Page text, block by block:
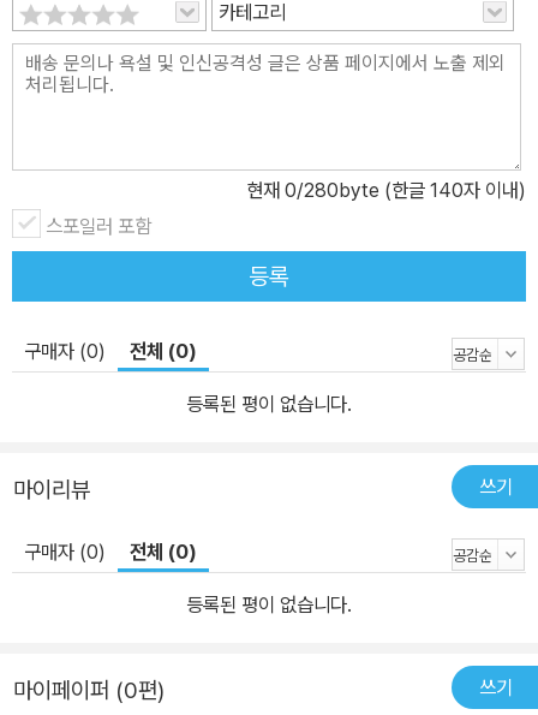
카테고리
현재 0/280byte (한글 140자 이내)
스포일러 포함
등록
구매자 (0) 전체 (0)
등록된 평이 없습니다.
마이리뷰 쓰기
구매자 (0) 전체 (0)
등록된 평이 없습니다.
마이페이퍼 (0편) 쓰기